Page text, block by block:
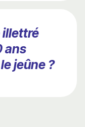
illettré
ans
jeûne ?